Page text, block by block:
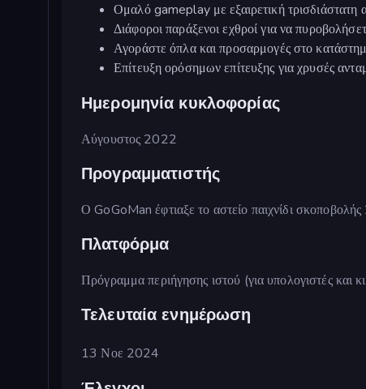
Ομαλό gameplay με εξαιρετική τρισδιάστατη
Διάφοροι παράξενοι εχθροί για να
Αγοράστε όπλα και προσαρμογές στο
Επίτευξη ορόσημων επίτευξης για χρυσές
Ημερομηνία κυκλοφορίας
Αύγουστος 2022
Προγραμματιστής
Ο GoGoMan έφτιαξε το αστείο παιχνίδι σκοποβολής
Πλατφόρμα
Πρόγραμμα περιήγησης ιστού (για υπολογιστές και
Τελευταία ενημέρωση
13 Νοε 2024